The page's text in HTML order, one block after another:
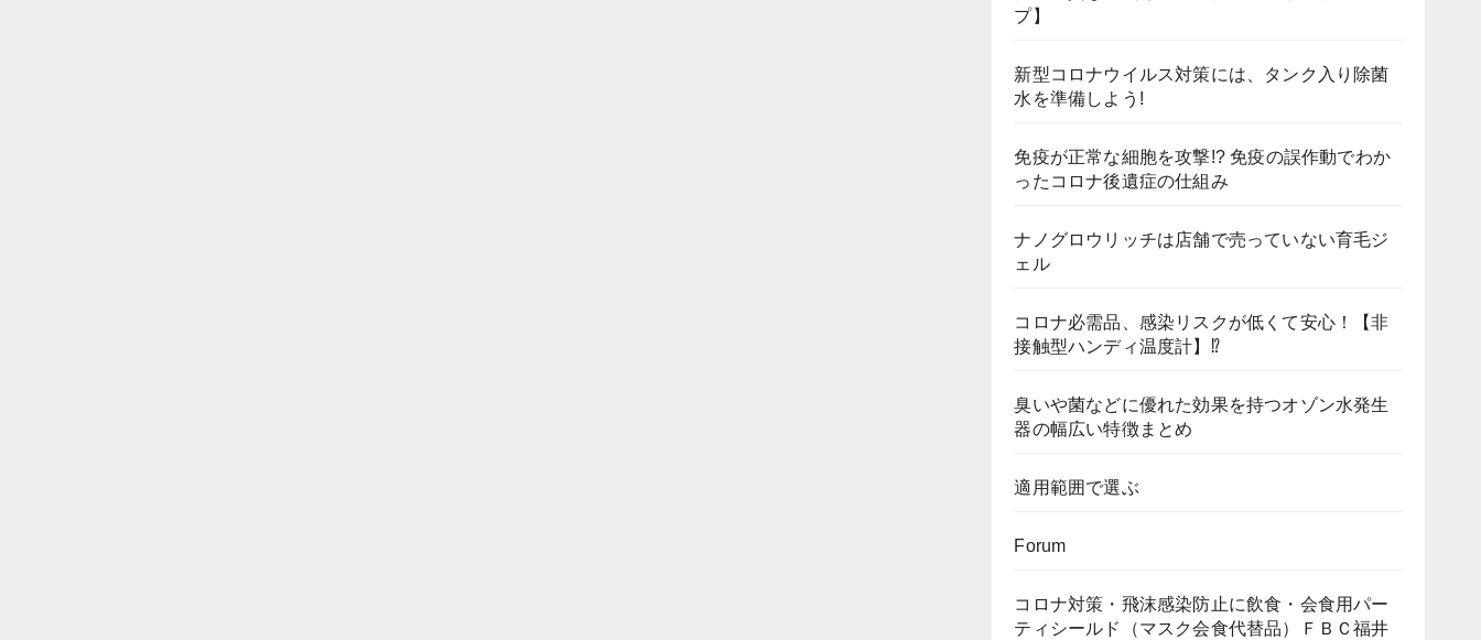
プ】
新型コロナウイルス対策には、タンク入り除菌
水を準備しよう!
免疫が正常な細胞を攻撃!? 免疫の誤作動でわか
ったコロナ後遺症の仕組み
ナノグロウリッチは店舗で売っていない育毛ジ
ェル
コロナ必需品、感染リスクが低くて安心！【非
接触型ハンディ温度計】⁉
臭いや菌などに優れた効果を持つオゾン水発生
器の幅広い特徴まとめ
適用範囲で選ぶ
Forum
コロナ対策・飛沫感染防止に飲食・会食用パー
ティシールド（マスク会食代替品）ＦＢＣ福井